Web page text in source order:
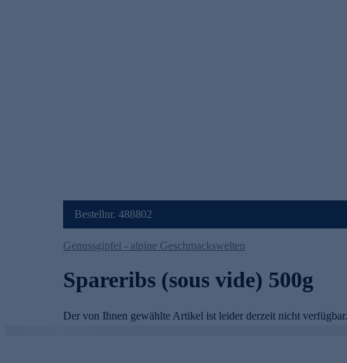
Bestellnr. 488802
Genussgipfel - alpine Geschmackswelten
Spareribs (sous vide) 500g
Der von Ihnen gewählte Artikel ist leider derzeit nicht verfügbar.